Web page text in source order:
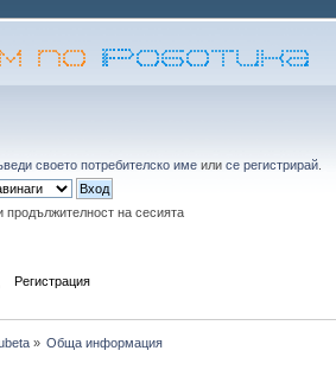
своето потребителско име илисе регистрирай
продължителност на сесията
Регистрация
» Обща информация